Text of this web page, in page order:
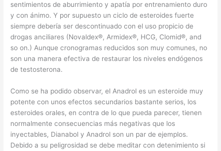
sentimientos de aburrimiento y apatía por entrenamiento duro
y con ánimo. Y por supuesto un ciclo de esteroides fuerte
siempre debería ser descontinuado con el uso propicio de
drogas anciliares (Novaldex®, Armidex®, HCG, Clomid®, and
so on.) Aunque cronogramas reducidos son muy comunes, no
son una manera efectiva de restaurar los niveles endógenos
de testosterona.
Como se ha podido observar, el Anadrol es un esteroide muy
potente con unos efectos secundarios bastante serios, los
esteroides orales, en contra de lo que pueda parecer, tienen
normalmente consecuencias más negativas que los
inyectables, Dianabol y Anadrol son un par de ejemplos.
Debido a su peligrosidad se debe meditar con detenimiento si